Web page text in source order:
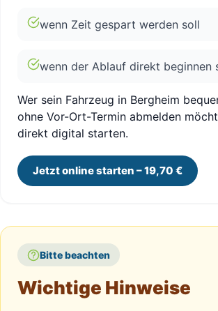
wenn Zeit gespart werden soll
wenn der Ablauf direkt beginnen
Wer sein Fahrzeug in Bergheim
ohne Vor-Ort-Termin abmelden
direkt digital starten.
Jetzt online starten – 19,70 €
Bitte beachten
Wichtige Hinweise